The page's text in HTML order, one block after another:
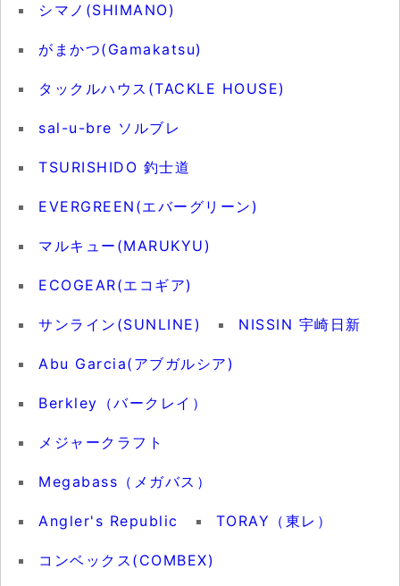
シマノ(SHIMANO)
がまかつ(Gamakatsu)
タックルハウス(TACKLE HOUSE)
sal-u-bre ソルブレ
TSURISHIDO 釣士道
EVERGREEN(エバーグリーン)
マルキュー(MARUKYU)
ECOGEAR(エコギア)
サンライン(SUNLINE) NISSIN 宇崎日新
Abu Garcia(アブガルシア)
Berkley（バークレイ）
メジャークラフト
Megabass（メガバス）
Angler's Republic TORAY（東レ）
コンベックス(COMBEX)